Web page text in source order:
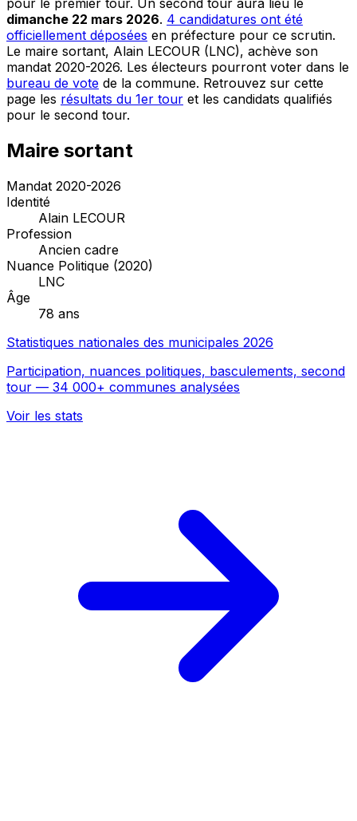
dimanche 22 mars 2026. 4 candidatures ont été
officiellement déposées en préfecture pour ce scrutin.
Le maire sortant, Alain LECOUR (LNC), achève son
mandat 2020-2026. Les électeurs pourront voter dans le
bureau de vote de la commune. Retrouvez sur cette
page les résultats du 1er tour et les candidats qualifiés
pour le second tour.
Maire sortant
Mandat 2020-2026
Identité
Alain LECOUR
Profession
Ancien cadre
Nuance Politique (2020)
LNC
Âge
78 ans
Statistiques nationales des municipales 2026
Participation, nuances politiques, basculements, second
tour — 34 000+ communes analysées
Voir les stats